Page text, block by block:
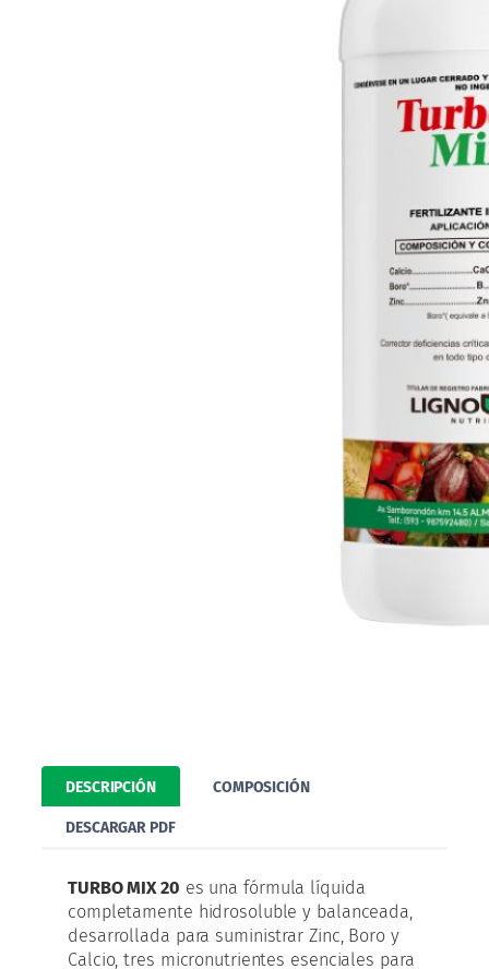
DESCRIPCIÓN COMPOSICIÓN
DESCARGAR PDF
TURBO MIX 20 es una fórmula líquida
completamente hidrosoluble y balanceada,
desarrollada para suministrar Zinc, Boro y
Calcio, tres micronutrientes esenciales para